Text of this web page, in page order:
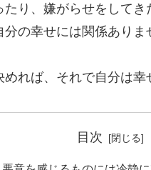
り、嫌がらせをして
の幸せには関係ありま
れば、それで自分は幸
目次